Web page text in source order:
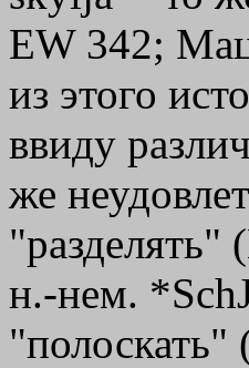
ЕW 342;
из этого
ввиду
же
"разделять"
н.-нем.